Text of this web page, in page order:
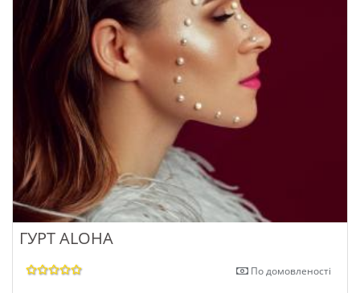
ГУРТ ALOHA
По домовленості